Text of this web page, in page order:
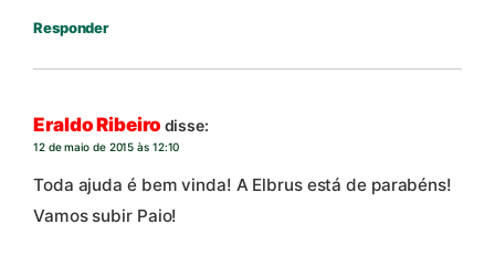
Responder
Eraldo Ribeiro disse:
12 de maio de 2015 às 12:10
Toda ajuda é bem vinda! A Elbrus está de parabéns!
Vamos subir Paio!